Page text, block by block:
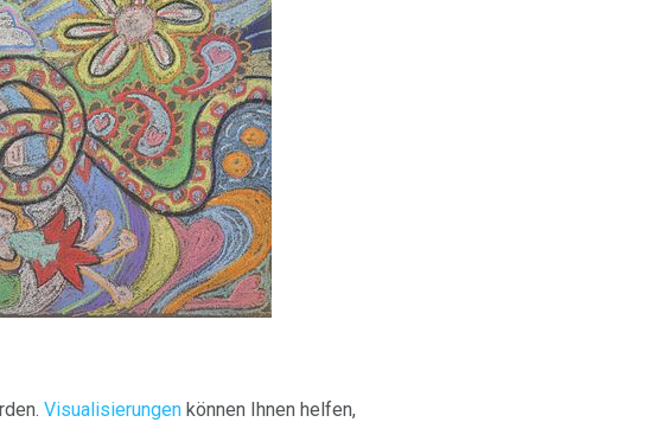
Visualisierungen können Ihnen helfen,